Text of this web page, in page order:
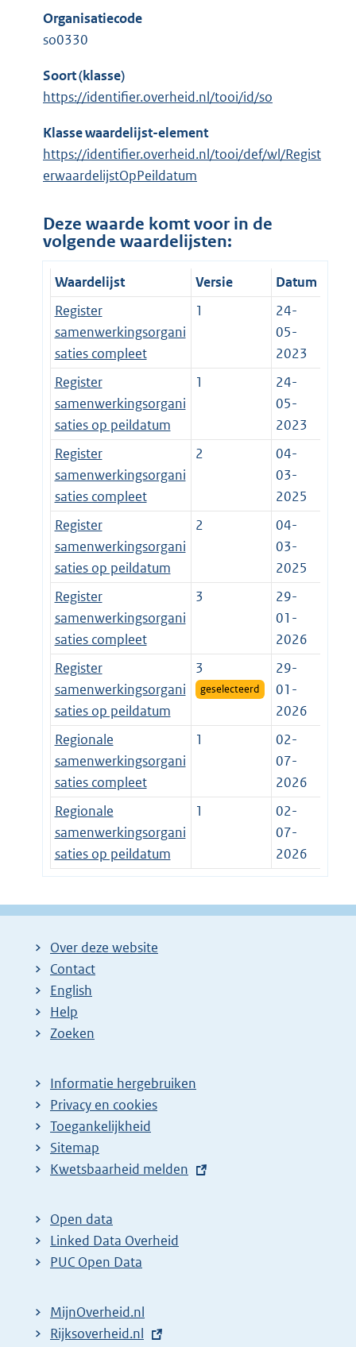
Organisatiecode
so0330
Soort (klasse)
https://identifier.overheid.nl/tooi/id/so
Klasse waardelijst-element
https://identifier.overheid.nl/tooi/def/wl/Regist
erwaardelijstOpPeildatum
Deze waarde komt voor in de
volgende waardelijsten:
Waardelijst Versie
Datum
Register
samenwerkingsorgani
saties compleet
1
24-
05-
2023
Register
samenwerkingsorgani
saties op peildatum
1
24-
05-
2023
Register
samenwerkingsorgani
saties compleet
2
04-
03-
2025
Register
samenwerkingsorgani
saties op peildatum
2
04-
03-
2025
Register
samenwerkingsorgani
saties compleet
3
29-
01-
2026
Register
samenwerkingsorgani
saties op peildatum
3
geselecteerd
29-
01-
2026
Regionale
samenwerkingsorgani
saties compleet
1
02-
07-
2026
Regionale
samenwerkingsorgani
saties op peildatum
1
02-
07-
2026
Over deze website
Contact
English
Help
Zoeken
Informatie hergebruiken
Privacy en cookies
Toegankelijkheid
Sitemap
E
t
e
r
l
i
Kwetsbaarheid melden
Open data
Linked Data Overheid
PUC Open Data
MijnOverheid.nl
E
Rijksoverheid.nl